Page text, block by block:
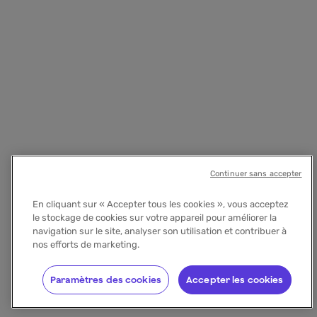
En cliquant sur « Accepter tous les cookies », vous acceptez
le stockage de cookies sur votre appareil pour améliorer la
navigation sur le site, analyser son utilisation et contribuer à
nos efforts de marketing.
Accepter les cookies
Paramètres des cookies
Continuer sans accepter